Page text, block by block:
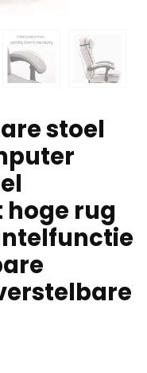
stoel
rug